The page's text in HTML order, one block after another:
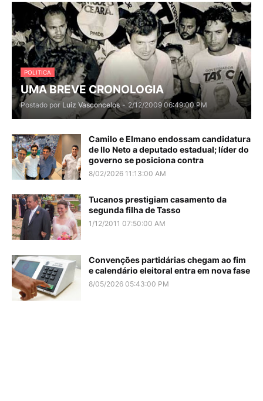
POLITICA
UMA BREVE CRONOLOGIA
Postado por Luiz Vasconcelos - 2/12/2009 06:49:00 PM
Camilo e Elmano endossam candidatura
de Ilo Neto a deputado estadual; líder do
governo se posiciona contra
8/02/2026 11:13:00 AM
Tucanos prestigiam casamento da
segunda filha de Tasso
1/12/2011 07:50:00 AM
Convenções partidárias chegam ao fim
e calendário eleitoral entra em nova fase
8/05/2026 05:43:00 PM